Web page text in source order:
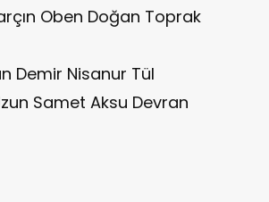
Oben Doğan Toprak
Demir Nisanur Tül
Samet Aksu Devran